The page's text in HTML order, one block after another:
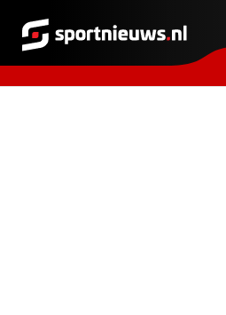
Sportnieuws.nl